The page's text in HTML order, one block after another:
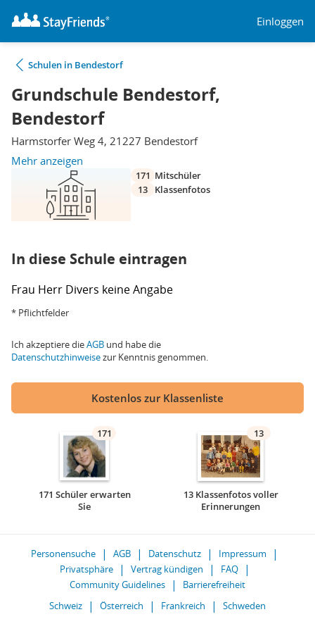
Einloggen
Schulen in Bendestorf
Grundschule Bendestorf,
Bendestorf
Harmstorfer Weg 4, 21227 Bendestorf
Mehr anzeigen
171 Mitschüler
13
Klassenfotos
In diese Schule eintragen
Frau Herr Divers keine Angabe
* Pflichtfelder
Ich akzeptiere dieAGB und habe die
Datenschutzhinweisezur Kenntnis genommen.
Kostenlos zur Klassenliste
171
171 Schüler erwarten
Sie
13
13 Klassenfotos voller
Erinnerungen
Personensuche AGB Datenschutz
Impressum
Privatsphäre
Vertrag kündigen
FAQ
Community Guidelines
Barrierefreiheit
Schweiz
Österreich Frankreich Schweden